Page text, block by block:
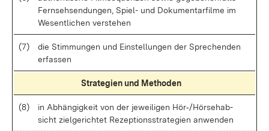
Fern­seh­sen­dun­gen, Spiel- und Do­ku­men­tar­fil­me im
We­sent­li­chen ver­ste­hen
(7)
die Stim­mun­gen und Ein­stel­lun­gen der Spre­chen­den
er­fas­sen
Stra­te­gi­en und Me­tho­den
(8)
in Ab­hän­gig­keit von der je­wei­li­gen Hör‑/Hör­se­h­ab­
sicht ziel­ge­rich­tet Re­zep­ti­ons­stra­te­gi­en an­wen­den